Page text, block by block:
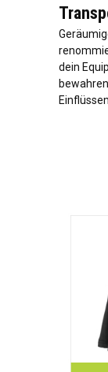
dein
Einflüssen.